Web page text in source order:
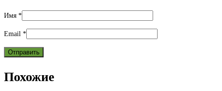
Имя *
Email *
Похожие